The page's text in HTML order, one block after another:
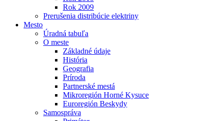
Rok 2009
Prerušenia distribúcie elektriny
Mesto
Úradná tabuľa
O meste
Základné údaje
História
Geografia
Príroda
Partnerské mestá
Mikroregión Horné Kysuce
Euroregión Beskydy
Samospráva